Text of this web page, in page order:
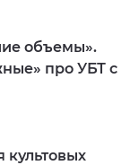
объемы».
про УБТ с
культовых